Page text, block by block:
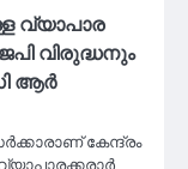
വ്യാപാര
വിരുദ്ധനും
ആർ
കേന്ദ്രം